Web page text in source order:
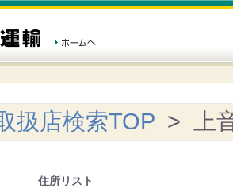
扱店検索TOP > 上
住所リスト